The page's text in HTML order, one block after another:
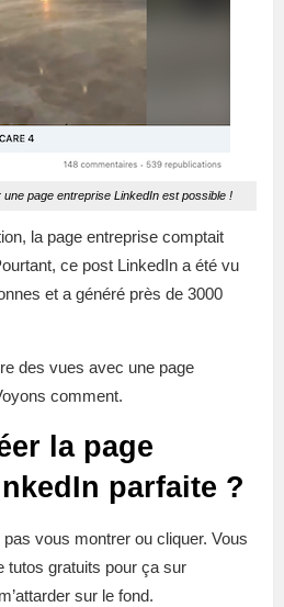
page entreprise LinkedIn est possible !
la page entreprise comptait
ce post LinkedIn a été vu
et a généré près de 3000
des vues avec une page
comment.
la page
parfaite ?
vous montrer ou cliquer. Vous
tutos gratuits pour ça sur
sur le fond.